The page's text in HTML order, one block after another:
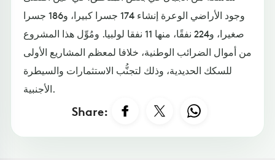
وجود الأراضي الوعرة إنشاء 174 جسرا كبيرا، و186 جسرا
صغيرا، و224 نفقًا، منها 11 نفقا لولبيا. ومُوِّل هذا المشروع
من أموال الضرائب الوطنية، خلافا لمعظم المشاريع الأولى
للسكك الحديدية، وذلك لتجنُّب الاستثمارات والسيطرة
الأجنبية.
Share: